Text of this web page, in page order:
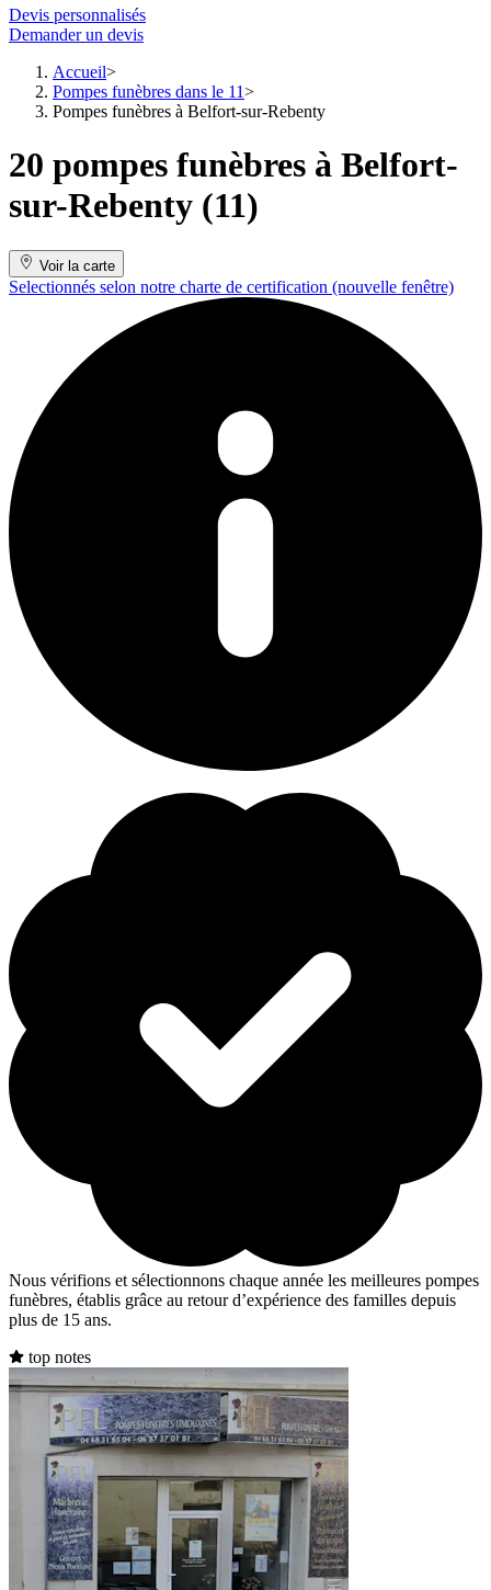
Devis personnalisés
Demander un devis
Accueil
Pompes funèbres dans le 11
Pompes funèbres à Belfort-sur-Rebenty
20 pompes funèbres à Belfort-
sur-Rebenty (11)
Voir la carte
Selectionnés selon notre charte de certification (nouvelle fenêtre)
Nous vérifions et sélectionnons chaque année les meilleures pompes
funèbres, établis grâce au retour d’expérience des familles depuis
plus de 15 ans.
top notes